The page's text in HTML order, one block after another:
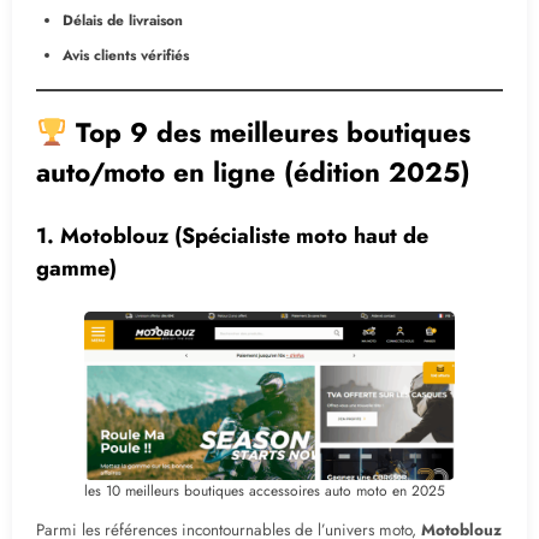
Délais de livraison
Avis clients vérifiés
Top 9 des meilleures boutiques
auto/moto en ligne (édition 2025)
1. Motoblouz (Spécialiste moto haut de
gamme)
les 10 meilleurs boutiques accessoires auto moto en 2025
Parmi les références incontournables de l’univers moto, Motoblouz